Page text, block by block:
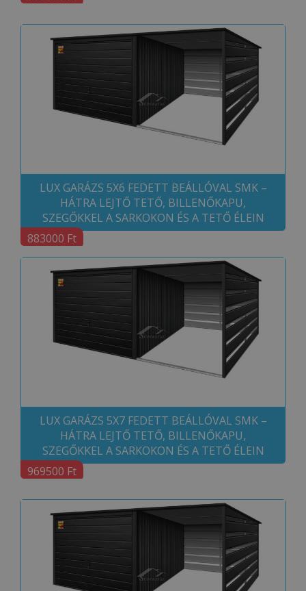
LUX GARÁZS 5X6 FEDETT BEÁLLÓVAL SMK –
HÁTRA LEJTŐ TETŐ, BILLENŐKAPU,
SZEGŐKKEL A SARKOKON ÉS A TETŐ ÉLEIN
883000 Ft
LUX GARÁZS 5X7 FEDETT BEÁLLÓVAL SMK –
HÁTRA LEJTŐ TETŐ, BILLENŐKAPU,
SZEGŐKKEL A SARKOKON ÉS A TETŐ ÉLEIN
969500 Ft